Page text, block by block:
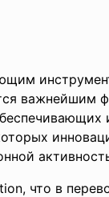
важнейшим
что в